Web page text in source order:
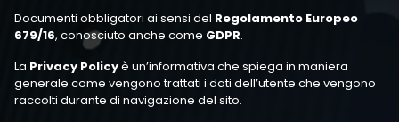
Documenti obbligatori ai sensi del Regolamento Europeo
679/16, conosciuto anche come GDPR.
La Privacy Policyè un’informativa che spiega in maniera
generale come vengono trattati i dati dell’utente che vengono
raccolti durante di navigazione del sito.